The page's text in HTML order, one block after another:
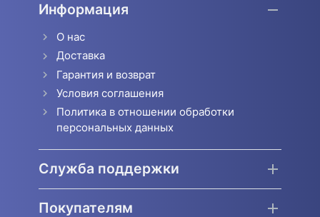
Информация
О нас
Доставка
Гарантия и возврат
Условия соглашения
Политика в отношении обработки
персональных данных
Служба поддержки
Покупателям